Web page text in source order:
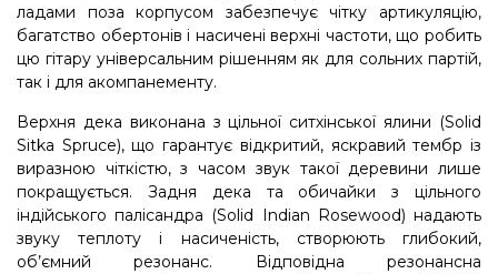
ладами поза корпусом забезпечує чітку артикуляцію,
багатство обертонів і насичені верхні частоти, що робить
цю гітару універсальним рішенням як для сольних партій,
так і для акомпанементу.
Верхня дека виконана з цільної ситхінської ялини (Solid
Sitka Spruce), що гарантує відкритий, яскравий тембр із
виразною чіткістю, з часом звук такої деревини лише
покращується. Задня дека та обичайки з цільного
індійського палісандра (Solid Indian Rosewood) надають
звуку теплоту і насиченість, створюють глибокий,
об’ємний резонанс. Відповідна резонансна